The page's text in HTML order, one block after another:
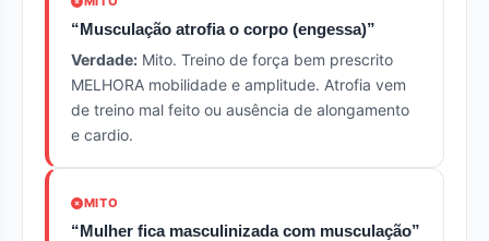
“Musculação atrofia o corpo (engessa)”
Verdade: Mito. Treino de força bem prescrito
MELHORA mobilidade e amplitude. Atrofia vem
de treino mal feito ou ausência de alongamento
e cardio.
MITO
“Mulher fica masculinizada com musculação”